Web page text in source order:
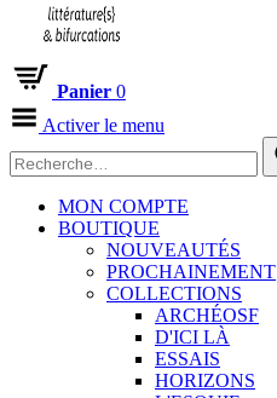
Panier 0
Activer le menu
MON COMPTE
BOUTIQUE
NOUVEAUTÉS
PROCHAINEMENT
COLLECTIONS
ARCHÉOSF
D'ICI LÀ
ESSAIS
HORIZONS